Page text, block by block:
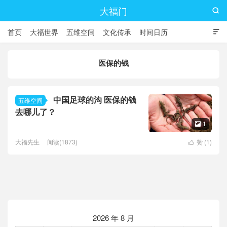
大福门

首页 大福世界 五维空间 文化传承 时间日历

医保的钱
五维空间
中国足球的沟 医保的钱
去哪儿了？
 1
 赞 (1)
大福先生 阅读(1873)
2026 年 8 月